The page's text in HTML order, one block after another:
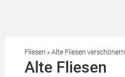
Fliesen »Alte Fliesen verschönern
Alte Fliesen